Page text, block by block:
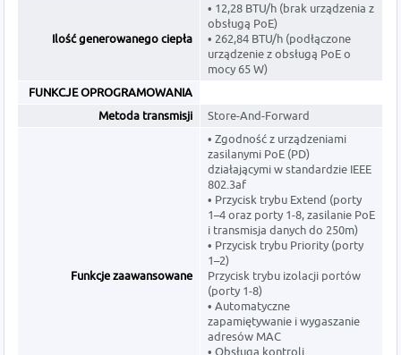
Ilość generowanego ciepła
• 12,28 BTU/h (brak urządzenia z
obsługą PoE)
• 262,84 BTU/h (podłączone
urządzenie z obsługą PoE o
mocy 65 W)
FUNKCJE OPROGRAMOWANIA
Metoda transmisji
Store-And-Forward
Funkcje zaawansowane
• Zgodność z urządzeniami
zasilanymi PoE (PD)
działającymi w standardzie IEEE
802.3af
• Przycisk trybu Extend (porty
1–4 oraz porty 1-8, zasilanie PoE
i transmisja danych do 250m)
• Przycisk trybu Priority (porty
1–2)
Przycisk trybu izolacji portów
(porty 1-8)
• Automatyczne
zapamiętywanie i wygaszanie
adresów MAC
• Obsługa kontroli